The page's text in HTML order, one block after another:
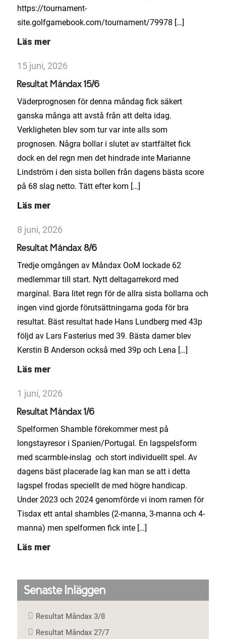
https://tournament-
site.golfgamebook.com/tournament/79978 […]
Läs mer
15 juni, 2026
Resultat Måndax 15/6
Väderprognosen för denna måndag fick säkert
ganska många att avstå från att delta idag.
Verkligheten blev som tur var inte alls som
prognosen. Några bollar i slutet av startfältet fick
dock en del regn men det hindrade inte Marianne
Lindström i den sista bollen från dagens bästa score
på 68 slag netto. Tätt efter kom […]
Läs mer
8 juni, 2026
Resultat Måndax 8/6
Tredje omgången av Måndax OoM lockade 62
medlemmar till start. Nytt deltagarrekord med
marginal. Bara litet regn för de allra sista bollarna och
ingen vind gjorde förutsättningarna goda för bra
resultat. Bäst resultat hade Hans Lundberg med 43p
följd av Lars Fasterius med 39. Bästa damer blev
Kerstin B Anderson också med 39p och Lena […]
Läs mer
1 juni, 2026
Resultat Måndax 1/6
Spelformen Shamble förekommer mest på
longstayresor i Spanien/Portugal. En lagspelsform
med scarmble-inslag och stort individuellt spel. Av
dagens bäst placerade lag kan man se att i detta
lagspel frodas speciellt de med högre handicap.
Under 2023 och 2024 genomförde vi inom ramen för
Tisdax ett antal shambles (2-manna, 3-manna och 4-
manna) men spelformen fick inte […]
Läs mer
Senaste Inläggen
Resultat Måndax 3/8
Resultat Måndax 27/7